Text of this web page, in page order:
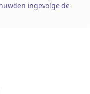
ingevolge de